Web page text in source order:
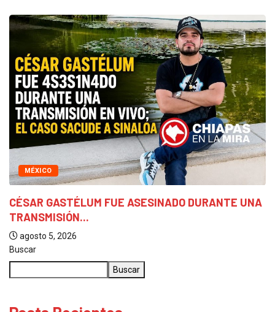
MÉXICO
CÉSAR GASTÉLUM FUE ASESINADO DURANTE UNA
TRANSMISIÓN...
agosto 5, 2026
Buscar
Buscar